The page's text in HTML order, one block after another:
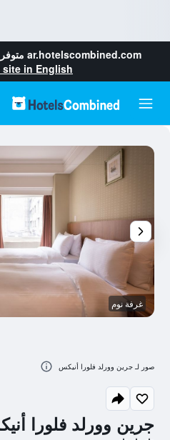
ar.hotelscombined.com
site in English
جرين وورلد فلورا
غرفة نوم
صور لـ جرين وورلد فلورا أنيكس